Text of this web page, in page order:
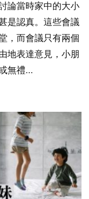
論當時家中的大小
是認真。這些會議
，而會議只有兩個
地表達意見，小朋
無禮...